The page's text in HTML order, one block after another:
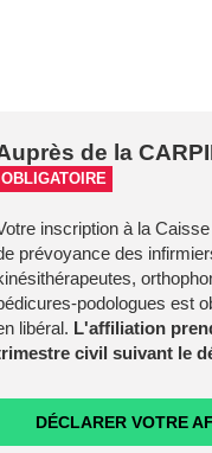
de la
OBLIGATOIRE
inscription à la
prévoyance des
podologues est
libéral. L'affiliation
civil suivant le
DÉCLARER VOTRE